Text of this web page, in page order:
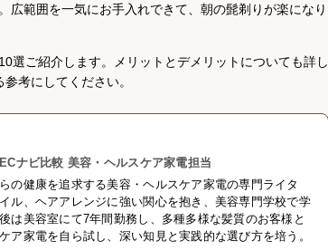
広範囲を一気にお手入れできて、朝の髭剃りが楽になり
選ご紹介します。メリットとデメリットについても詳し
考にしてください。
ナビ比較 美容・ヘルスケア家電担当
の健康を追求する美容・ヘルスケア家電の専門ライタ
ル、ヘアアレンジに強い関心を抱き、美容専門学校で学
は美容室にて7年間勤務し、多種多様な髪質のお客様と
ア家電を自ら試し、深い知見と実践的な選び方を培う。